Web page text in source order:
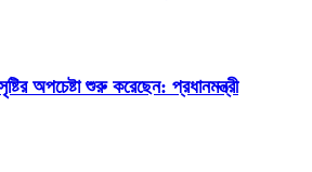
অপচেষ্টা শুরু করেছেন: প্রধানমন্ত্রী